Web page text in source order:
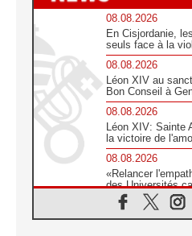
08.08.2026
En Cisjordanie,
seuls face à la
08.08.2026
Léon XIV au
Bon Conseil à
08.08.2026
Léon XIV: Sainte
la victoire de
08.08.2026
«Relancer
des Universités
08.08.2026
Signis 2026,